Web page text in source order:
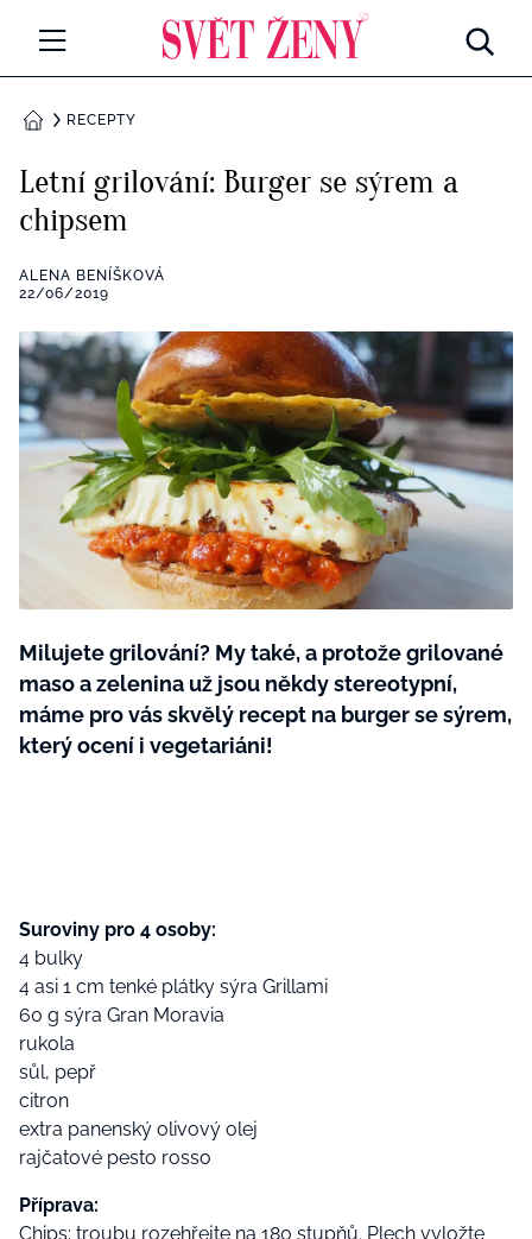
Všechny kategorie
RETROHUBKY
PSYCHOLOGIE
Všechny kategorie
Seberozvoj
ZDRAVÍ
Všechny kategorie
Životní styl
ZÁBAVA
Všechny kategorie
Testy a kvízy
BYDLENÍ
Všechny kategorie
Rady a tipy
BurdaMedia
Extra
SVĚT ŽENY - 599 KČ
ROČNÍ PŘEDPLATNÉ SVĚT ŽENY +
SADA PRODUKTŮ MANA (10 ks)
DOMŮRECEPTY
Letní grilování: Burger se sýrem a
chipsem
ALENA BENÍŠKOVÁ
22/06/2019
Milujete grilování? My také, a protože grilované
maso a zelenina už jsou někdy stereotypní,
máme pro vás skvělý recept na burger se sýrem,
který ocení i vegetariáni!
Suroviny pro 4 osoby:
4 bulky
4 asi 1 cm tenké plátky sýra Grillami
60 g sýra Gran Moravia
rukola
sůl, pepř
citron
extra panenský olivový olej
rajčatové pesto rosso
Příprava:
Chips: troubu rozehřejte na 180 stupňů. Plech vyložte